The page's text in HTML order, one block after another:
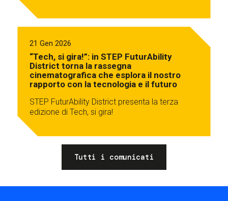
21 Gen 2026
“Tech, si gira!”: in STEP FuturAbility
District torna la rassegna
cinematografica che esplora il nostro
rapporto con la tecnologia e il futuro
STEP FuturAbility District presenta la terza
edizione di Tech, si gira!
Tutti i comunicati